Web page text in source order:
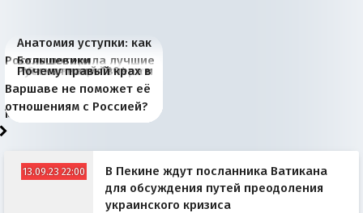
Анатомия уступки: как
Россия потеряла лучшие
рыбопромысловые
районы Баренцева
моря
Большевики
отличаются от «Яблока»
тем, что они -
победители
Киевская марионетка
Запада рассказала о
«переобувании» хозяев
В России назрели
перемены: 15 шагов к
суверенной экономике
Миграционный пожар
Европы
Россия начинает
сбрасывать балласт
Анкориджа
Россия зимой 1904
года: первые уступки во
внутренней политике
Русская нация вчера и
сегодня
Почему правый крах в
Варшаве не поможет её
отношениям с Россией?
13.09.23 22:00
В Пекине ждут посланника Ватикана
для обсуждения путей преодоления
украинского кризиса